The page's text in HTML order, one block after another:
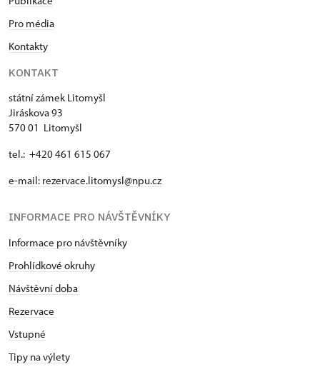
Pro média
Kontakty
KONTAKT
státní zámek Litomyšl
Jiráskova 93
570 01 Litomyšl
tel.: +420 461 615 067
e-mail: rezervace.litomysl@npu.cz
INFORMACE PRO NÁVŠTĚVNÍKY
Informace pro návštěvníky
Prohlídkové okruhy
Návštěvní doba
Rezervace
Vstupné
Tipy na výlety